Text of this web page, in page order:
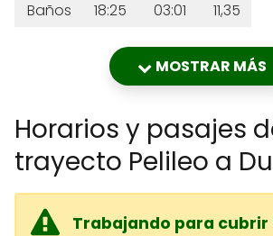
Baños
18:25 03:01
11,35
23:15 07:51
11,35
MOSTRAR MÁS
Horarios y pasajes
trayecto Pelileo a
Trabajando para cubrir